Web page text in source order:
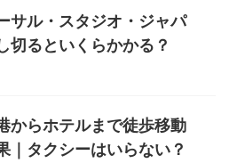
サル・スタジオ・ジャパ
切るといくらかかる？
からホテルまで徒歩移動
｜タクシーはいらない？